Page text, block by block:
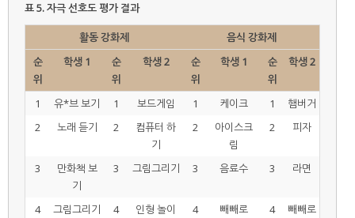
표 5.자극 선호도 평가 결과
활동 강화제
음식 강화제
순
위
학생 1
순
위
학생 2
순
위
학생 1
순
위
학생 2
1 유*브 보기 1 보드게임 1 케이크 1
햄버거
2
노래 듣기 2
컴퓨터 하
기
2
아이스크
림
2 피자
3
만화책 보
기
3 그림그리기 3 음료수 3 라면
4 그림그리기 4 인형 놀이 4 빼빼로 4
빼빼로